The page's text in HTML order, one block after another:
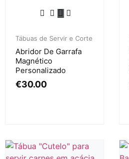
Tábuas de Servir e Corte
Abridor De Garrafa
Magnético
Personalizado
€30.00